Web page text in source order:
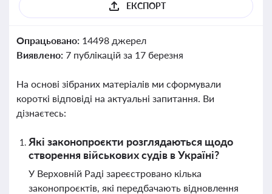
ЕКСПОРТ
Опрацьовано: 14498 джерел
Виявлено: 7 публікацій за 17 березня
На основі зібраних матеріалів ми сформували
короткі відповіді на актуальні запитання. Ви
дізнаєтесь:
Які законопроєкти розглядаються щодо
створення військових судів в Україні?
У Верховній Раді зареєстровано кілька
законопроєктів, які передбачають відновлення